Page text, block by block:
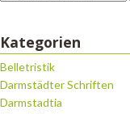
Kategorien
Belletristik
Darmstädter Schriften
Darmstadtia